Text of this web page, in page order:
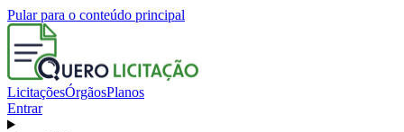
Pular para o conteúdo principal
LicitaçõesÓrgãosPlanos
Entrar